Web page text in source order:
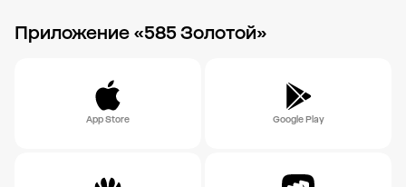
Приложение «585 Золотой»
App Store Google Play